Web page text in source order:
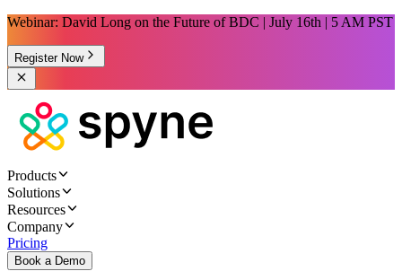
Webinar: David Long on the Future of BDC | July 16th | 5 AM PST
Register Now
Products
Solutions
Resources
Company
Pricing
Book a Demo